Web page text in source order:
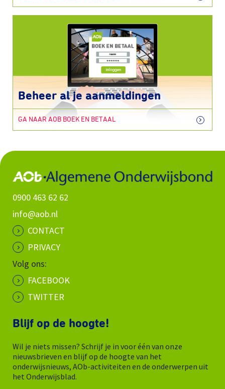
Beheer al je aanmeldingen
GA NAAR AOB BOEK EN BETAAL
0900 463 62 62
info@aob.nl
CONTACT
PRIVACY
Volg ons:
FACEBOOK
TWITTER
Blijf op de hoogte!
Wil je niets missen? Schrijf je in voor één van onze
nieuwsbrieven en blijf op de hoogte van het
onderwijsnieuws, AOb-activiteiten en de onderwerpen uit
het Onderwijsblad.